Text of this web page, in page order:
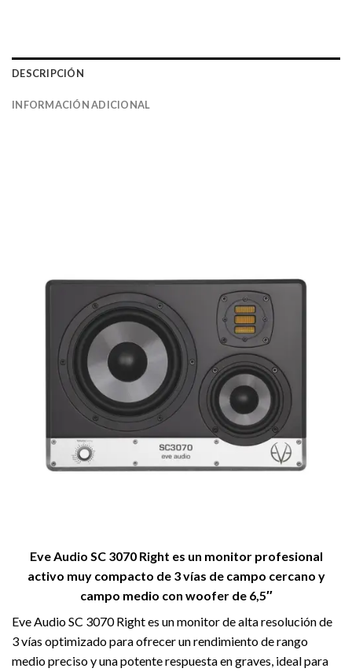
DESCRIPCIÓN
INFORMACIÓN ADICIONAL
Eve Audio SC 3070 Right es un monitor profesional
activo muy compacto de 3 vías de campo cercano y
campo medio con woofer de 6,5″
Eve Audio SC 3070 Right es un monitor de alta resolución de
3 vías optimizado para ofrecer un rendimiento de rango
medio preciso y una potente respuesta en graves, ideal para